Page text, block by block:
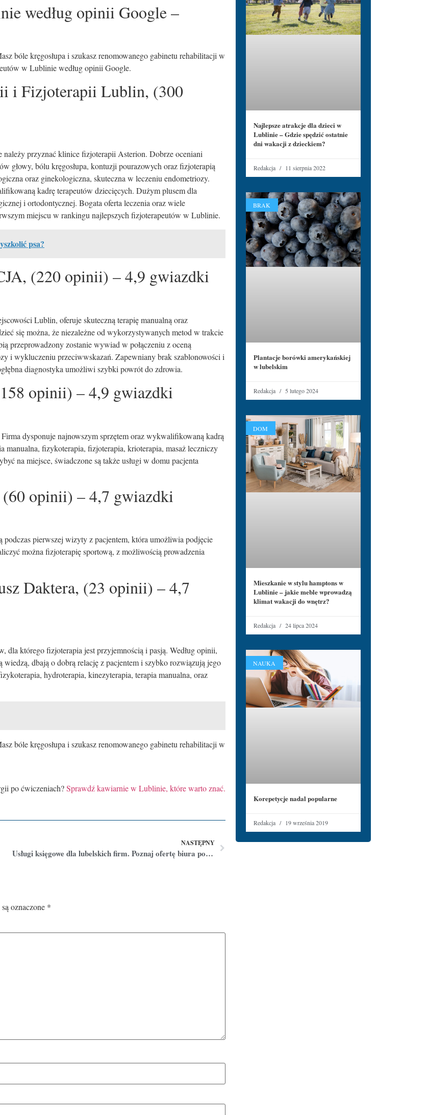
według opinii Google –
bóle kręgosłupa i szukasz renomowanego gabinetu rehabilitacji w
w Lublinie według opinii Google.
i Fizjoterapii Lublin, (300
przyznać klinice fizjoterapii Asterion. Dobrze oceniani
głowy, bólu kręgosłupa, kontuzji pourazowych oraz fizjoterapią
oraz ginekologiczna, skuteczna w leczeniu endometriozy.
kadrę terapeutów dziecięcych. Dużym plusem dla
i ortodontycznej. Bogata oferta leczenia oraz wiele
miejscu w rankingu najlepszych fizjoterapeutów w Lublinie.
psa?
(220 opinii) – 4,9 gwiazdki
Lublin, oferuje skuteczną terapię manualną oraz
się można, że niezależne od wykorzystywanych metod w trakcie
przeprowadzony zostanie wywiad w połączeniu z oceną
i wykluczeniu przeciwwskazań. Zapewniany brak szablonowości i
diagnostyka umożliwi szybki powrót do zdrowia.
opinii) – 4,9 gwiazdki
dysponuje najnowszym sprzętem oraz wykwalifikowaną kadrą
manualna, fizykoterapia, fizjoterapia, krioterapia, masaż leczniczy
na miejsce, świadczone są także usługi w domu pacjenta
opinii) – 4,7 gwiazdki
pierwszej wizyty z pacjentem, która umożliwia podjęcie
można fizjoterapię sportową, z możliwością prowadzenia
Daktera, (23 opinii) – 4,7
dla którego fizjoterapia jest przyjemnością i pasją. Według opinii,
dbają o dobrą relację z pacjentem i szybko rozwiązują jego
hydroterapia, kinezyterapia, terapia manualna, oraz
bóle kręgosłupa i szukasz renomowanego gabinetu rehabilitacji w
po ćwiczeniach?Sprawdź kawiarnie w Lublinie, które warto znać.
NASTĘPNY
Usługi księgowe dla lubelskich firm. Poznaj ofertę biura podatkowego BBR.
oznaczone *
Najlepsze atrakcje dla dzieci w
Lublinie – Gdzie spędzić ostatnie
dni wakacji z dzieckiem?
Redakcja 11 sierpnia 2022
BRAK
Plantacje borówki amerykańskiej
w lubelskim
Redakcja 5 lutego 2024
DOM
Mieszkanie w stylu hamptons w
Lublinie – jakie meble wprowadzą
klimat wakacji do wnętrz?
Redakcja 24 lipca 2024
NAUKA
Korepetycje nadal popularne
Redakcja 19 września 2019